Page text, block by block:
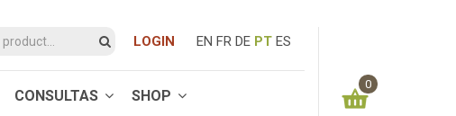
LOGIN EN FR DE PT ES
CONSULTAS SHOP
0